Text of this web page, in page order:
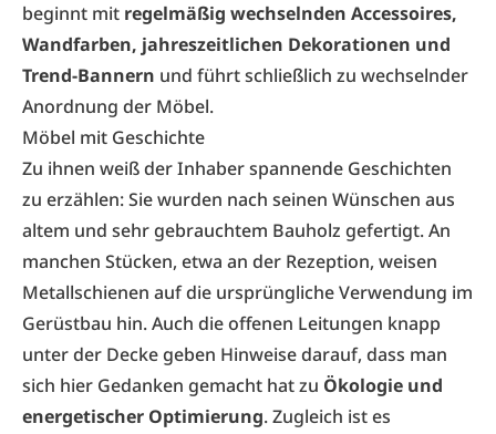
beginnt mit regelmäßig wechselnden Accessoires,
Wandfarben, jahreszeitlichen Dekorationen und
Trend-Bannern und führt schließlich zu wechselnder
Anordnung der Möbel.
Möbel mit Geschichte
Zu ihnen weiß der Inhaber spannende Geschichten
zu erzählen: Sie wurden nach seinen Wünschen aus
altem und sehr gebrauchtem Bauholz gefertigt. An
manchen Stücken, etwa an der Rezeption, weisen
Metallschienen auf die ursprüngliche Verwendung im
Gerüstbau hin. Auch die offenen Leitungen knapp
unter der Decke geben Hinweise darauf, dass man
sich hier Gedanken gemacht hat zu Ökologie und
energetischer Optimierung. Zugleich ist es